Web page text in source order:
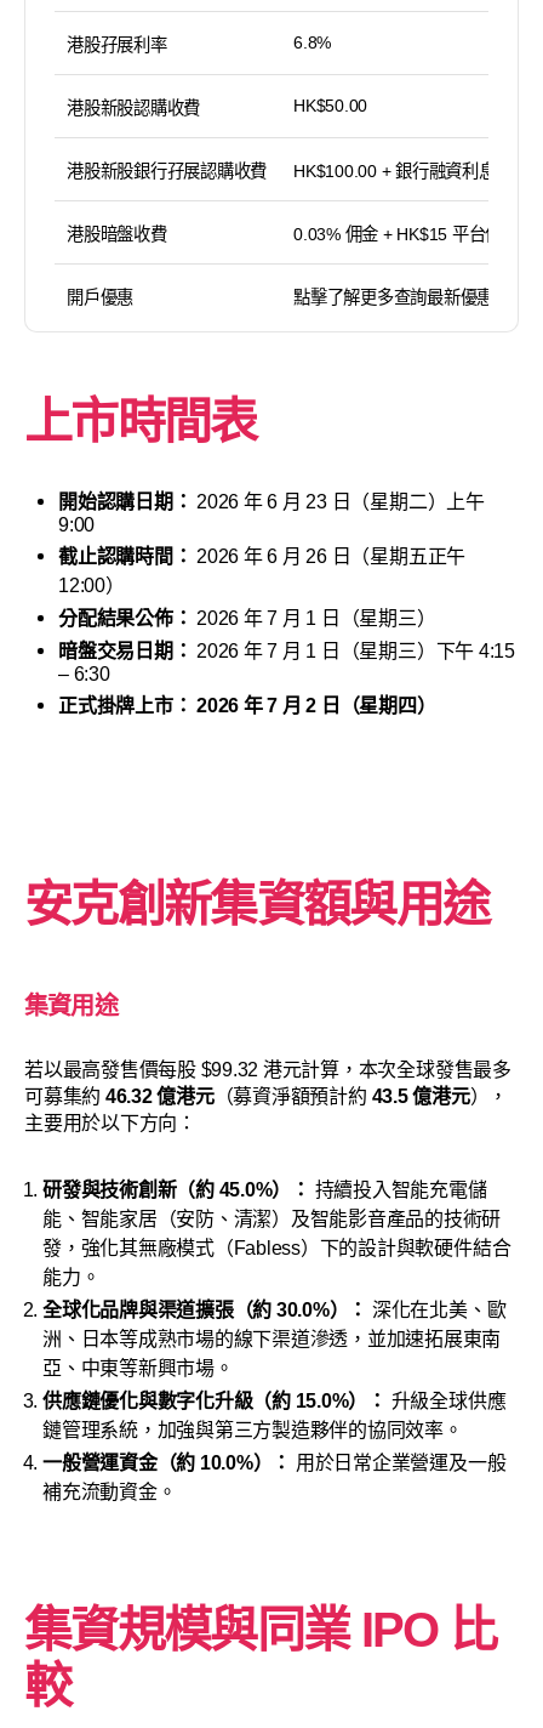
港股孖展利率 6.8%
港股新股認購收費 HK$50.00
港股新股銀行孖展認購收費 HK$100.00 + 銀行融資利息
港股暗盤收費 0.03% 佣金 + HK$15 平台使用費
開戶優惠 點擊了解更多查詢最新優惠
上市時間表
開始認購日期： 2026 年 6 月 23 日（星期二）上午
9:00
截止認購時間： 2026 年 6 月 26 日（星期五正午
12:00）
分配結果公佈： 2026 年 7 月 1 日（星期三）
暗盤交易日期： 2026 年 7 月 1 日（星期三）下午 4:15
– 6:30
正式掛牌上市： 2026 年 7 月 2 日（星期四）
安克創新集資額與用途
集資用途
若以最高發售價每股 $99.32 港元計算，本次全球發售最多
可募集約 46.32 億港元（募資淨額預計約 43.5 億港元），
主要用於以下方向：
研發與技術創新（約 45.0%）： 持續投入智能充電儲
能、智能家居（安防、清潔）及智能影音產品的技術研
發，強化其無廠模式（Fabless）下的設計與軟硬件結合
能力。
全球化品牌與渠道擴張（約 30.0%）： 深化在北美、歐
洲、日本等成熟市場的線下渠道滲透，並加速拓展東南
亞、中東等新興市場。
供應鏈優化與數字化升級（約 15.0%）： 升級全球供應
鏈管理系統，加強與第三方製造夥伴的協同效率。
一般營運資金（約 10.0%）：
用於日常企業營運及一般
補充流動資金。
集資規模與同業 IPO 比
較